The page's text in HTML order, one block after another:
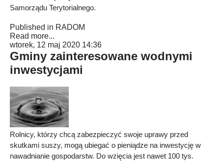
Samorządu Terytorialnego.
Published in RADOM
Read more...
wtorek, 12 maj 2020 14:36
Gminy zainteresowane wodnymi
inwestycjami
Rolnicy, którzy chcą zabezpieczyć swoje uprawy przed
skutkami suszy, mogą ubiegać o pieniądze na inwestycję w
nawadnianie gospodarstw. Do wzięcia jest nawet 100 tys.